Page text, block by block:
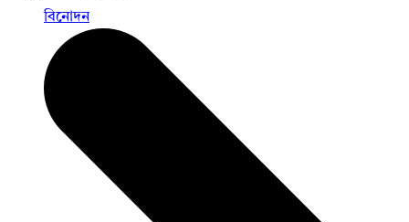
বিনোদন